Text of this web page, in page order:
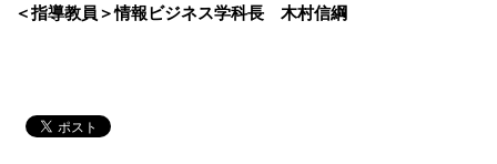
＜指導教員＞情報ビジネス学科長 木村信綱